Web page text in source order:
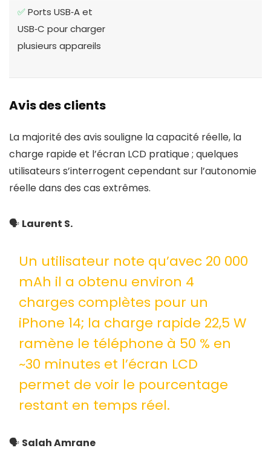
✅Ports USB‑A et
USB‑C pour charger
plusieurs appareils
Avis des clients
La majorité des avis souligne la capacité réelle, la
charge rapide et l’écran LCD pratique ; quelques
utilisateurs s’interrogent cependant sur l’autonomie
réelle dans des cas extrêmes.
🗣️ Laurent S.
Un utilisateur note qu’avec 20 000
mAh il a obtenu environ 4
charges complètes pour un
iPhone 14; la charge rapide 22,5 W
ramène le téléphone à 50 % en
~30 minutes et l’écran LCD
permet de voir le pourcentage
restant en temps réel.
🗣️ Salah Amrane